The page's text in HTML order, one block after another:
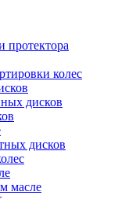
протектора
колес
дисков
дисков
масле